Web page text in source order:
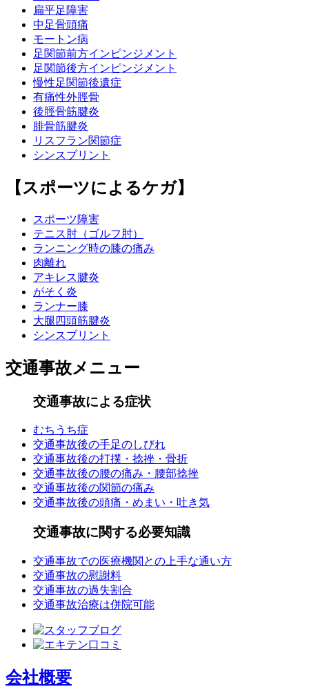
扁平足障害
中足骨頭痛
モートン病
足関節前方インピンジメント
足関節後方インピンジメント
慢性足関節後遺症
有痛性外脛骨
後脛骨筋腱炎
腓骨筋腱炎
リスフラン関節症
シンスプリント
【スポーツによるケガ】
スポーツ障害
テニス肘（ゴルフ肘）
ランニング時の膝の痛み
肉離れ
アキレス腱炎
がそく炎
ランナー膝
大腿四頭筋腱炎
シンスプリント
交通事故メニュー
交通事故による症状
むちうち症
交通事故後の手足のしびれ
交通事故後の打撲・捻挫・骨折
交通事故後の腰の痛み・腰部捻挫
交通事故後の関節の痛み
交通事故後の頭痛・めまい・吐き気
交通事故に関する必要知識
交通事故での医療機関との上手な通い方
交通事故の慰謝料
交通事故の過失割合
交通事故治療は併院可能
会社概要